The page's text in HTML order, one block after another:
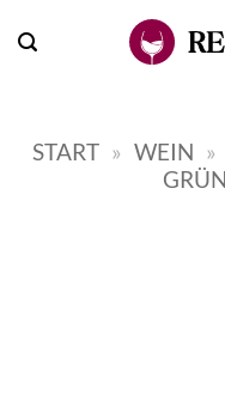
Inhalt
START » WEIN »